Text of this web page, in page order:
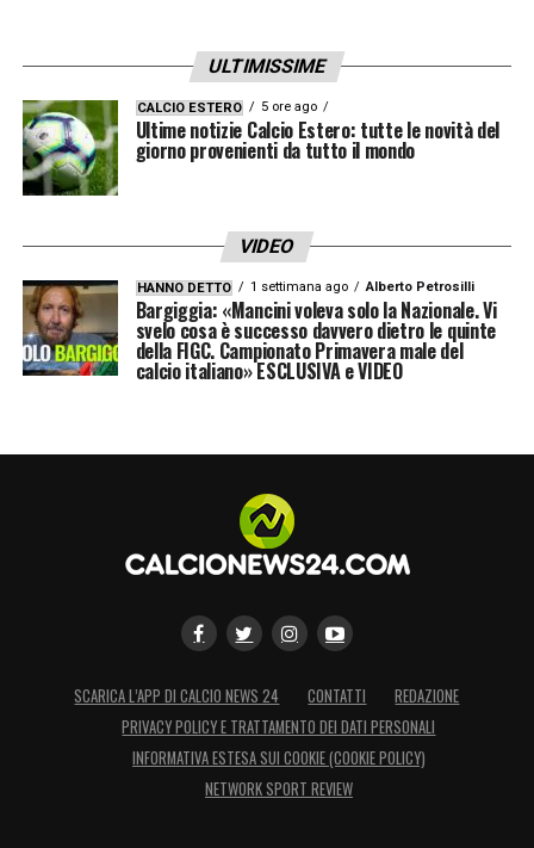
ULTIMISSIME
CALCIO ESTERO 5 ore ago
Ultime notizie Calcio Estero: tutte le novità del
giorno provenienti da tutto il mondo
VIDEO
HANNO DETTO 1 settimana ago Alberto Petrosilli
Bargiggia: «Mancini voleva solo la Nazionale. Vi
svelo cosa è successo davvero dietro le quinte
della FIGC. Campionato Primavera male del
calcio italiano» ESCLUSIVA e VIDEO
SCARICA L’APP DI CALCIO NEWS 24 CONTATTI
REDAZIONE
PRIVACY POLICY E TRATTAMENTO DEI DATI PERSONALI
INFORMATIVA ESTESA SUI COOKIE (COOKIE POLICY)
NETWORK SPORT REVIEW